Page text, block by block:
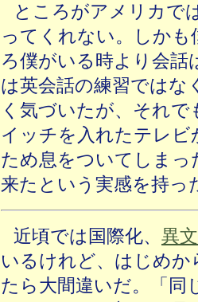
ところがアメリカで
ってくれない。しか
ろ僕がいる時より会
は英会話の練習ではな
く気づいたが、それ
イッチを入れたテレ
ため息をついてしまっ
来たという実感を持っ
近頃では国際化、 異
いるけれど、はじめ
たら大間違いだ。「同